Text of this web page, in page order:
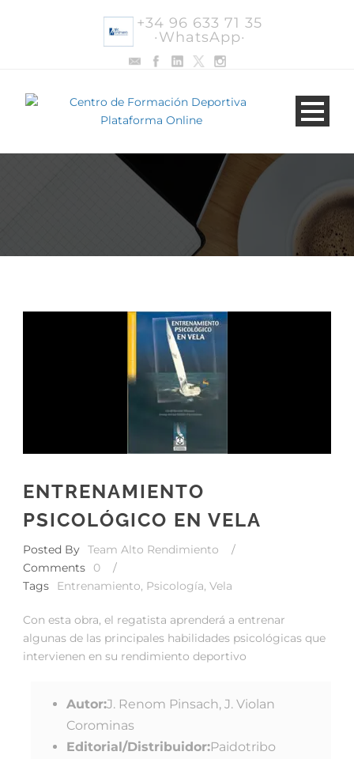
+34 96 633 71 35
·WhatsApp·
ENTRENAMIENTO
PSICOLÓGICO EN VELA
Posted By Team Alto Rendimiento
/
Comments
0
/
Tags
Entrenamiento, Psicología, Vela
Con esta obra, el regatista aprenderá a entrenar
algunas de las principales habilidades psicológicas que
intervienen en su rendimiento deportivo
Autor:J. Renom Pinsach, J. Violan
Corominas
Editorial/Distribuidor:Paidotribo